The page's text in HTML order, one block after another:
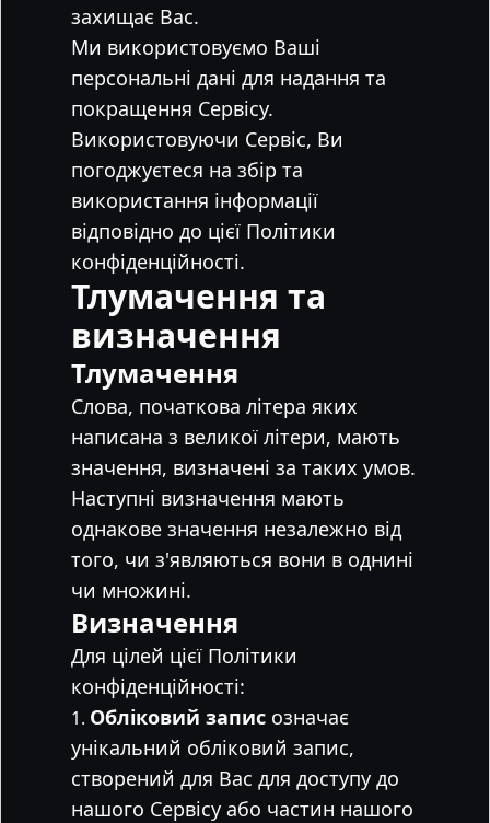
захищає Вас.
Ми використовуємо Ваші
персональні дані для надання та
покращення Сервісу.
Використовуючи Сервіс, Ви
погоджуєтеся на збір та
використання інформації
відповідно до цієї Політики
конфіденційності.
Тлумачення та
визначення
Тлумачення
Слова, початкова літера яких
написана з великої літери, мають
значення, визначені за таких умов.
Наступні визначення мають
однакове значення незалежно від
того, чи з'являються вони в однині
чи множині.
Визначення
Для цілей цієї Політики
конфіденційності:
Обліковий запис означає
унікальний обліковий запис,
створений для Вас для доступу до
нашого Сервісу або частин нашого